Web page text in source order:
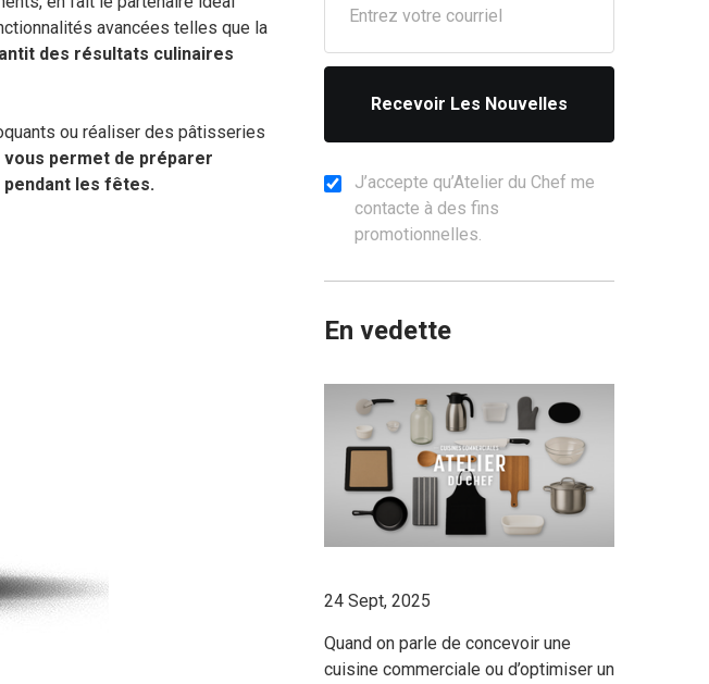
avancées telles que la
des résultats culinaires
ou réaliser des pâtisseries
vous permet de préparer
les fêtes.
J’accepte qu’Atelier du Chef me
contacte à des fins
promotionnelles.
En vedette
24 Sept, 2025
Quand on parle de concevoir une
cuisine commerciale ou d’optimiser un